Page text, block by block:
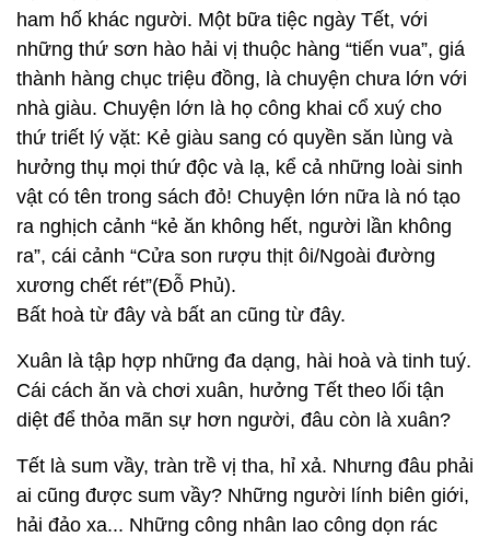
ham hố khác người. Một bữa tiệc ngày Tết, với
những thứ sơn hào hải vị thuộc hàng “tiến vua”, giá
thành hàng chục triệu đồng, là chuyện chưa lớn với
nhà giàu. Chuyện lớn là họ công khai cổ xuý cho
thứ triết lý vặt: Kẻ giàu sang có quyền săn lùng và
hưởng thụ mọi thứ độc và lạ, kể cả những loài sinh
vật có tên trong sách đỏ! Chuyện lớn nữa là nó tạo
ra nghịch cảnh “kẻ ăn không hết, người lần không
ra”, cái cảnh “Cửa son rượu thịt ôi/Ngoài đường
xương chết rét”(Đỗ Phủ).
Bất hoà từ đây và bất an cũng từ đây.
Xuân là tập hợp những đa dạng, hài hoà và tinh tuý.
Cái cách ăn và chơi xuân, hưởng Tết theo lối tận
diệt để thỏa mãn sự hơn người, đâu còn là xuân?
Tết là sum vầy, tràn trề vị tha, hỉ xả. Nhưng đâu phải
ai cũng được sum vầy? Những người lính biên giới,
hải đảo xa... Những công nhân lao công dọn rác